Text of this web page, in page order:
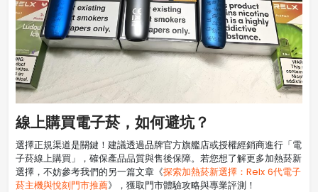
線上購買電子菸，如何避坑？
選擇正規渠道是關鍵！建議透過品牌官方旗艦店或授權經銷商進行「電
子菸線上購買」，確保產品品質與售後保障。若您想了解更多加熱菸新
選擇，不妨參考我們的另一篇文章《探索加熱菸新選擇：Relx 6代電子
菸主機與悅刻門市推薦》，獲取門市體驗攻略與專業評測！